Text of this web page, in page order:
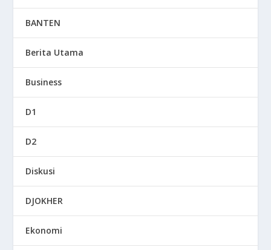
BANTEN
Berita Utama
Business
D1
D2
Diskusi
DJOKHER
Ekonomi